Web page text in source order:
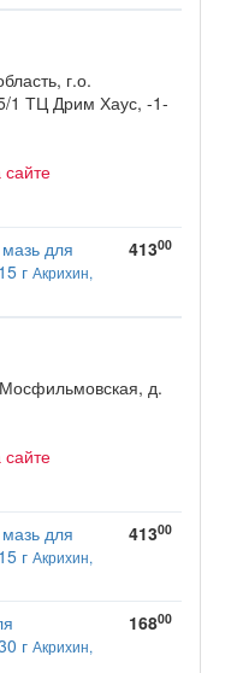
г.о.
1 ТЦ Дрим Хаус, -1-
сайте
для
г Акрихин,
41300
д.
сайте
для
г Акрихин,
41300
г Акрихин,
16800